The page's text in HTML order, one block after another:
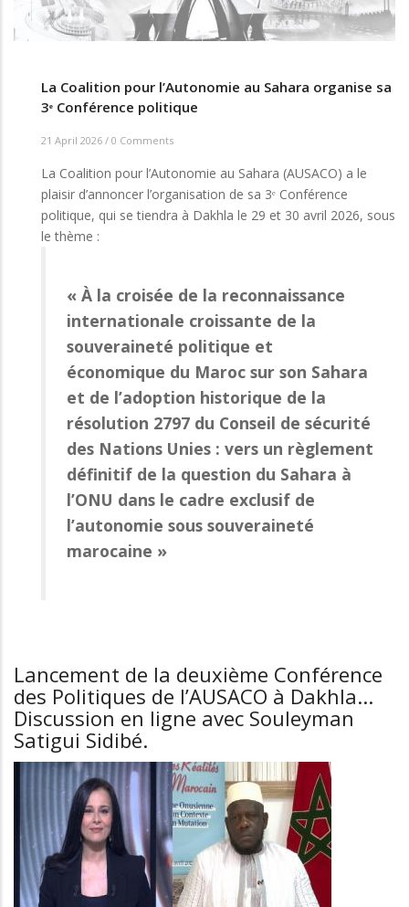
La Coalition pour l’Autonomie au Sahara organise sa
3ᵉ Conférence politique
21 April 2026 / 0 Comments
La Coalition pour l’Autonomie au Sahara (AUSACO) a le
plaisir d’annoncer l’organisation de sa 3ᵉ Conférence
politique, qui se tiendra à Dakhla le 29 et 30 avril 2026, sous
le thème :
« À la croisée de la reconnaissance
internationale croissante de la
souveraineté politique et
économique du Maroc sur son Sahara
et de l’adoption historique de la
résolution 2797 du Conseil de sécurité
des Nations Unies : vers un règlement
définitif de la question du Sahara à
l’ONU dans le cadre exclusif de
l’autonomie sous souveraineté
marocaine »
Lancement de la deuxième Conférence
des Politiques de l’AUSACO à Dakhla...
Discussion en ligne avec Souleyman
Satigui Sidibé.